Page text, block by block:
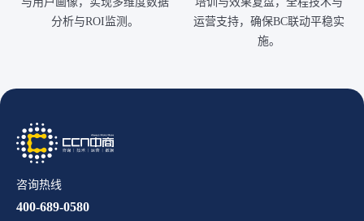
分析与ROI监测。
运营支持，确保BC联动平稳实
施。
咨询热线
400-689-0580